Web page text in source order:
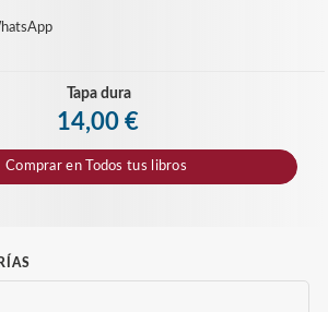
Tapa dura
14,00 €
Comprar en Todos tus libros